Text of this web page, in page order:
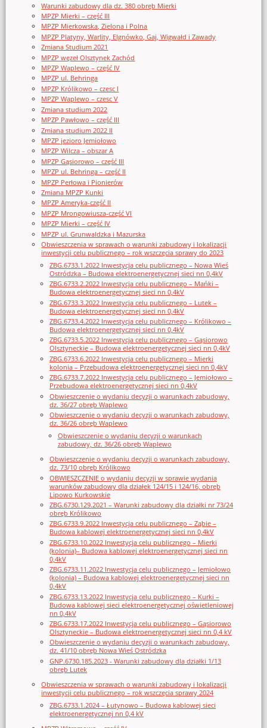
Warunki zabudowy dla dz. 380 obręb Mierki
MPZP Mierki – część III
MPZP Mierkowska, Zielona i Polna
MPZP Platyny, Warlity, Elgnówko, Gaj, Wigwałd i Zawady
Zmiana Studium 2021
MPZP węzeł Olsztynek Zachód
MPZP Waplewo – część IV
MPZP ul. Behringa
MPZP Królikowo – czesc I
MPZP Waplewo – czesc V
Zmiana studium 2022
MPZP Pawłowo – część III
Zmiana studium 2022 II
MPZP jezioro Jemiołowo
MPZP Wilcza – obszar A
MPZP Gąsiorowo – część III
MPZP ul. Behringa – część II
MPZP Perłowa i Pionierów
Zmiana MPZP Kunki
MPZP Ameryka-część II
MPZP Mrongowiusza-część VI
MPZP Mierki – część IV
MPZP ul. Grunwaldzka i Mazurska
Obwieszczenia w sprawach o warunki zabudowy i lokalizacji
inwestycji celu publicznego – rok wszczęcia sprawy do 2023
ZBG.6733.1.2022 Inwestycja celu publicznego – Nowa Wieś
Ostródzka – Budowa elektroenergetycznej sieci nn 0,4kV
ZBG.6733.2.2022 Inwestycja celu publicznego – Mańki –
Budowa elektroenergetycznej sieci nn 0,4kV
ZBG.6733.3.2022 Inwestycja celu publicznego – Lutek –
Budowa elektroenergetycznej sieci nn 0,4kV
ZBG.6733.4.2022 Inwestycja celu publicznego – Królikowo –
Budowa elektroenergetycznej sieci nn 0,4kV
ZBG.6733.5.2022 Inwestycja celu publicznego – Gąsiorowo
Olsztyneckie – Budowa elektroenergetycznej sieci nn 0,4kV
ZBG.6733.6.2022 Inwestycja celu publicznego – Mierki
kolonia – Przebudowa elektroenergetycznej sieci nn 0,4kV
ZBG.6733.7.2022 Inwestycja celu publicznego – Jemiołowo –
Przebudowa elektroenergetycznej sieci nn 0,4kV
Obwieszczenie o wydaniu decyzji o warunkach zabudowy,
dz. 36/27 obręb Waplewo
Obwieszczenie o wydaniu decyzji o warunkach zabudowy,
dz. 36/26 obręb Waplewo
Obwieszczenie o wydaniu decyzji o warunkach
zabudowy, dz. 36/26 obręb Waplewo
Obwieszczenie o wydaniu decyzji o warunkach zabudowy,
dz. 73/10 obręb Królikowo
OBWIESZCZENIE o wydaniu decyzji w sprawie wydania
warunków zabudowy dla działek 124/15 i 124/16, obręb
Lipowo Kurkowskie
ZBG.6730.129.2021 – Warunki zabudowy dla działki nr 73/24
obręb Królikowo
ZBG.6733.9.2022 Inwestycja celu publicznego – Ząbie –
Budowa kablowej elektroenergetycznej sieci nn 0,4kV
ZBG.6733.10.2022 Inwestycja celu publicznego – Mierki
(kolonia)– Budowa kablowej elektroenergetycznej sieci nn
0,4kV
ZBG.6733.11.2022 Inwestycja celu publicznego – Jemiołowo
(kolonia) – Budowa kablowej elektroenergetycznej sieci nn
0,4kV
ZBG.6733.13.2022 Inwestycja celu publicznego – Kurki –
Budowa kablowej sieci elektroenergetycznej oświetleniowej
nn 0,4kV
ZBG.6733.17.2022 Inwestycja celu publicznego – Gąsiorowo
Olsztyneckie – Budowa elektroenergetycznej sieci nn 0,4 kV
Obwieszczenie o wydaniu decyzji o warunkach zabudowy,
dz. 41/10 obręb Nowa Wieś Ostródzka
GNP.6730.185.2023 - Warunki zabudowy dla działki 1/13
obręb Lutek
Obwieszczenia w sprawach o warunki zabudowy i lokalizacji
inwestycji celu publicznego – rok wszczęcia sprawy 2024
ZBG.6733.1.2024 – Łutynowo – Budowa kablowej sieci
elektroenergetycznej nn 0,4 kV